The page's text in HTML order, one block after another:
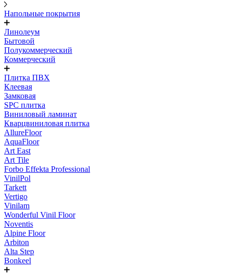
Напольные покрытия
Линолеум
Бытовой
Полукоммерческий
Коммерческий
Плитка ПВХ
Клеевая
Замковая
SPC плитка
Виниловый ламинат
Кварцвиниловая плитка
AllureFloor
AquaFloor
Art East
Art Tile
Forbo Effekta Professional
VinilPol
Tarkett
Vertigo
Vinilam
Wonderful Vinil Floor
Noventis
Alpine Floor
Arbiton
Alta Step
Bonkeel